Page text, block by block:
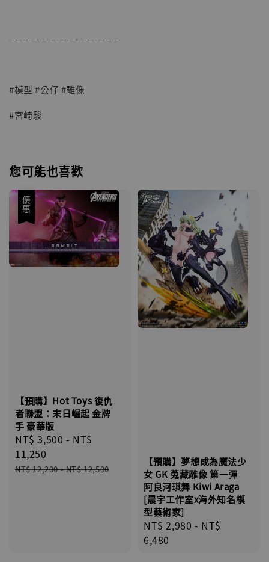
- - - - - - - - - - - - - - - - - - - -
#模型 #公仔 #雕像
#宮崎駿
您可能也喜歡
優惠
【預購】Hot Toys 復仇
者聯盟：末日崛起 金牌
手 豪華版
Sale
price
NT$ 3,500 - NT$
11,250
Regular
NT$ 12,200-NT$ 12,500
【預購】夢想成為魔法少
女 GK 蒐藏雕像 第一彈
阿良河琪舞 Kiwi Araga
[晨宇工作室x海外知名模
型藝術家]
Regular
price
NT$ 2,980 - NT$
6,480